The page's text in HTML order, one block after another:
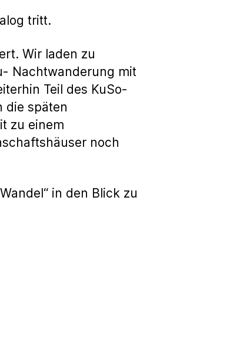
tritt.
Wir laden zu
Nachtwanderung mit
Teil des KuSo-
die späten
zu einem
noch
in den Blick zu